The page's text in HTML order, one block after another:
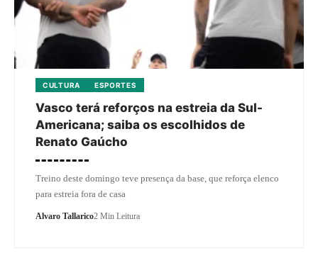
CULTURA ESPORTES
Vasco terá reforços na estreia da Sul-
Americana; saiba os escolhidos de
Renato Gaúcho
Treino deste domingo teve presença da base, que reforça elenco
para estreia fora de casa
Alvaro Tallarico2 Min Leitura